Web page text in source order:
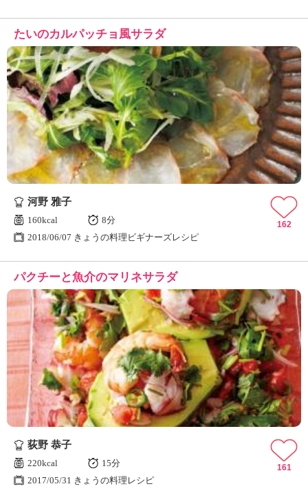
たいのカルパッチョ風サラダ
河野 雅子
160kcal
8分
2018/06/07 きょうの料理ビギナーズレシピ
162
パクチーと魚介のマリネサラダ
荻野 恭子
220kcal
15分
2017/05/31 きょうの料理レシピ
161